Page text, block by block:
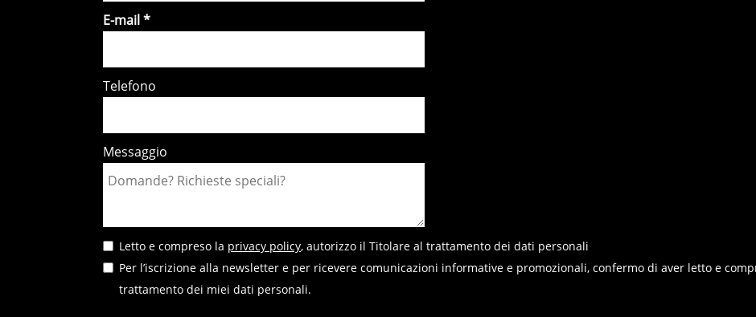
Suite
Facilities
Enquire
E-mail
Telefono
Messaggio
Letto e compreso la privacy policy, autorizzo il Titolare al trattamento dei dati personali
Per l’iscrizione alla newsletter e per ricevere comunicazioni informative e promozionali, confermo di aver letto e
trattamento dei miei dati personali.